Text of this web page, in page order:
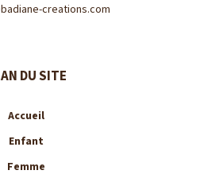
creations.com
DU SITE
Accueil
Enfant
Femme